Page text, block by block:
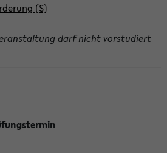
(S)
darf nicht vorstudiert